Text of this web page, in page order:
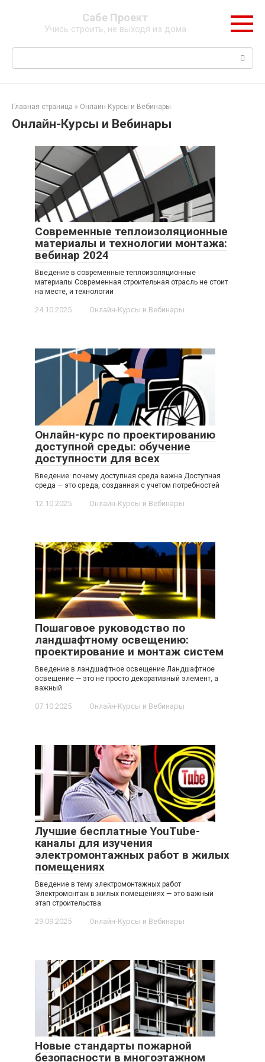
Сабе Проект
Учись строить, не выходя из дома
Поиск:
Главная страница » Онлайн-Курсы и Вебинары
Онлайн-Курсы и Вебинары
Современные теплоизоляционные
материалы и технологии монтажа:
вебинар 2024
Введение в современные теплоизоляционные
материалы Современная строительная отрасль не стоит
на месте, и технологии
24.10.2025 Онлайн-Курсы и Вебинары
Онлайн-курс по проектированию
доступной среды: обучение
доступности для всех
Введение: почему доступная среда важна Доступная
среда — это среда, созданная с учетом потребностей
12.10.2025 Онлайн-Курсы и Вебинары
Пошаговое руководство по
ландшафтному освещению:
проектирование и монтаж систем
Введение в ландшафтное освещение Ландшафтное
освещение — это не просто декоративный элемент, а
важный
07.10.2025 Онлайн-Курсы и Вебинары
Лучшие бесплатные YouTube-
каналы для изучения
электромонтажных работ в жилых
помещениях
Введение в тему электромонтажных работ
Электромонтаж в жилых помещениях — это важный
этап строительства
29.09.2025 Онлайн-Курсы и Вебинары
Новые стандарты пожарной
безопасности в многоэтажном